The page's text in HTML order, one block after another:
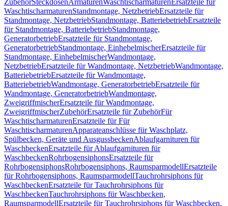
ZubehörSteckdosenArmaturenWaschtischarmaturen Ersatzteile für
WaschtischarmaturenStandmontage, NetzbetriebErsatzteile für
Standmontage, NetzbetriebStandmontage, BatteriebetriebErsatzteile
für Standmontage, BatteriebetriebStandmontage,
GeneratorbetriebErsatzteile für Standmontage,
GeneratorbetriebStandmontage, EinhebelmischerErsatzteile für
Standmontage, EinhebelmischerWandmontage,
NetzbetriebErsatzteile für Wandmontage, NetzbetriebWandmontage,
BatteriebetriebErsatzteile für Wandmontage,
BatteriebetriebWandmontage, GeneratorbetriebErsatzteile für
Wandmontage, GeneratorbetriebWandmontage,
ZweigriffmischerErsatzteile für Wandmontage,
ZweigriffmischerZubehörErsatzteile für ZubehörFür
WaschtischarmaturenErsatzteile für Für
WaschtischarmaturenApparateanschlüsse für Waschplatz,
Spülbecken, Geräte und AusgussbeckenAblaufgarnituren für
WaschbeckenErsatzteile für Ablaufgarnituren für
WaschbeckenRohrbogensiphonsErsatzteile für
RohrbogensiphonsRohrbogensiphons, RaumsparmodellErsatzteile
für Rohrbogensiphons, RaumsparmodellTauchrohrsiphons für
WaschbeckenErsatzteile für Tauchrohrsiphons für
WaschbeckenTauchrohrsiphons für Waschbecken,
RaumsparmodellErsatzteile für Tauchrohrsiphons für Waschbecken,